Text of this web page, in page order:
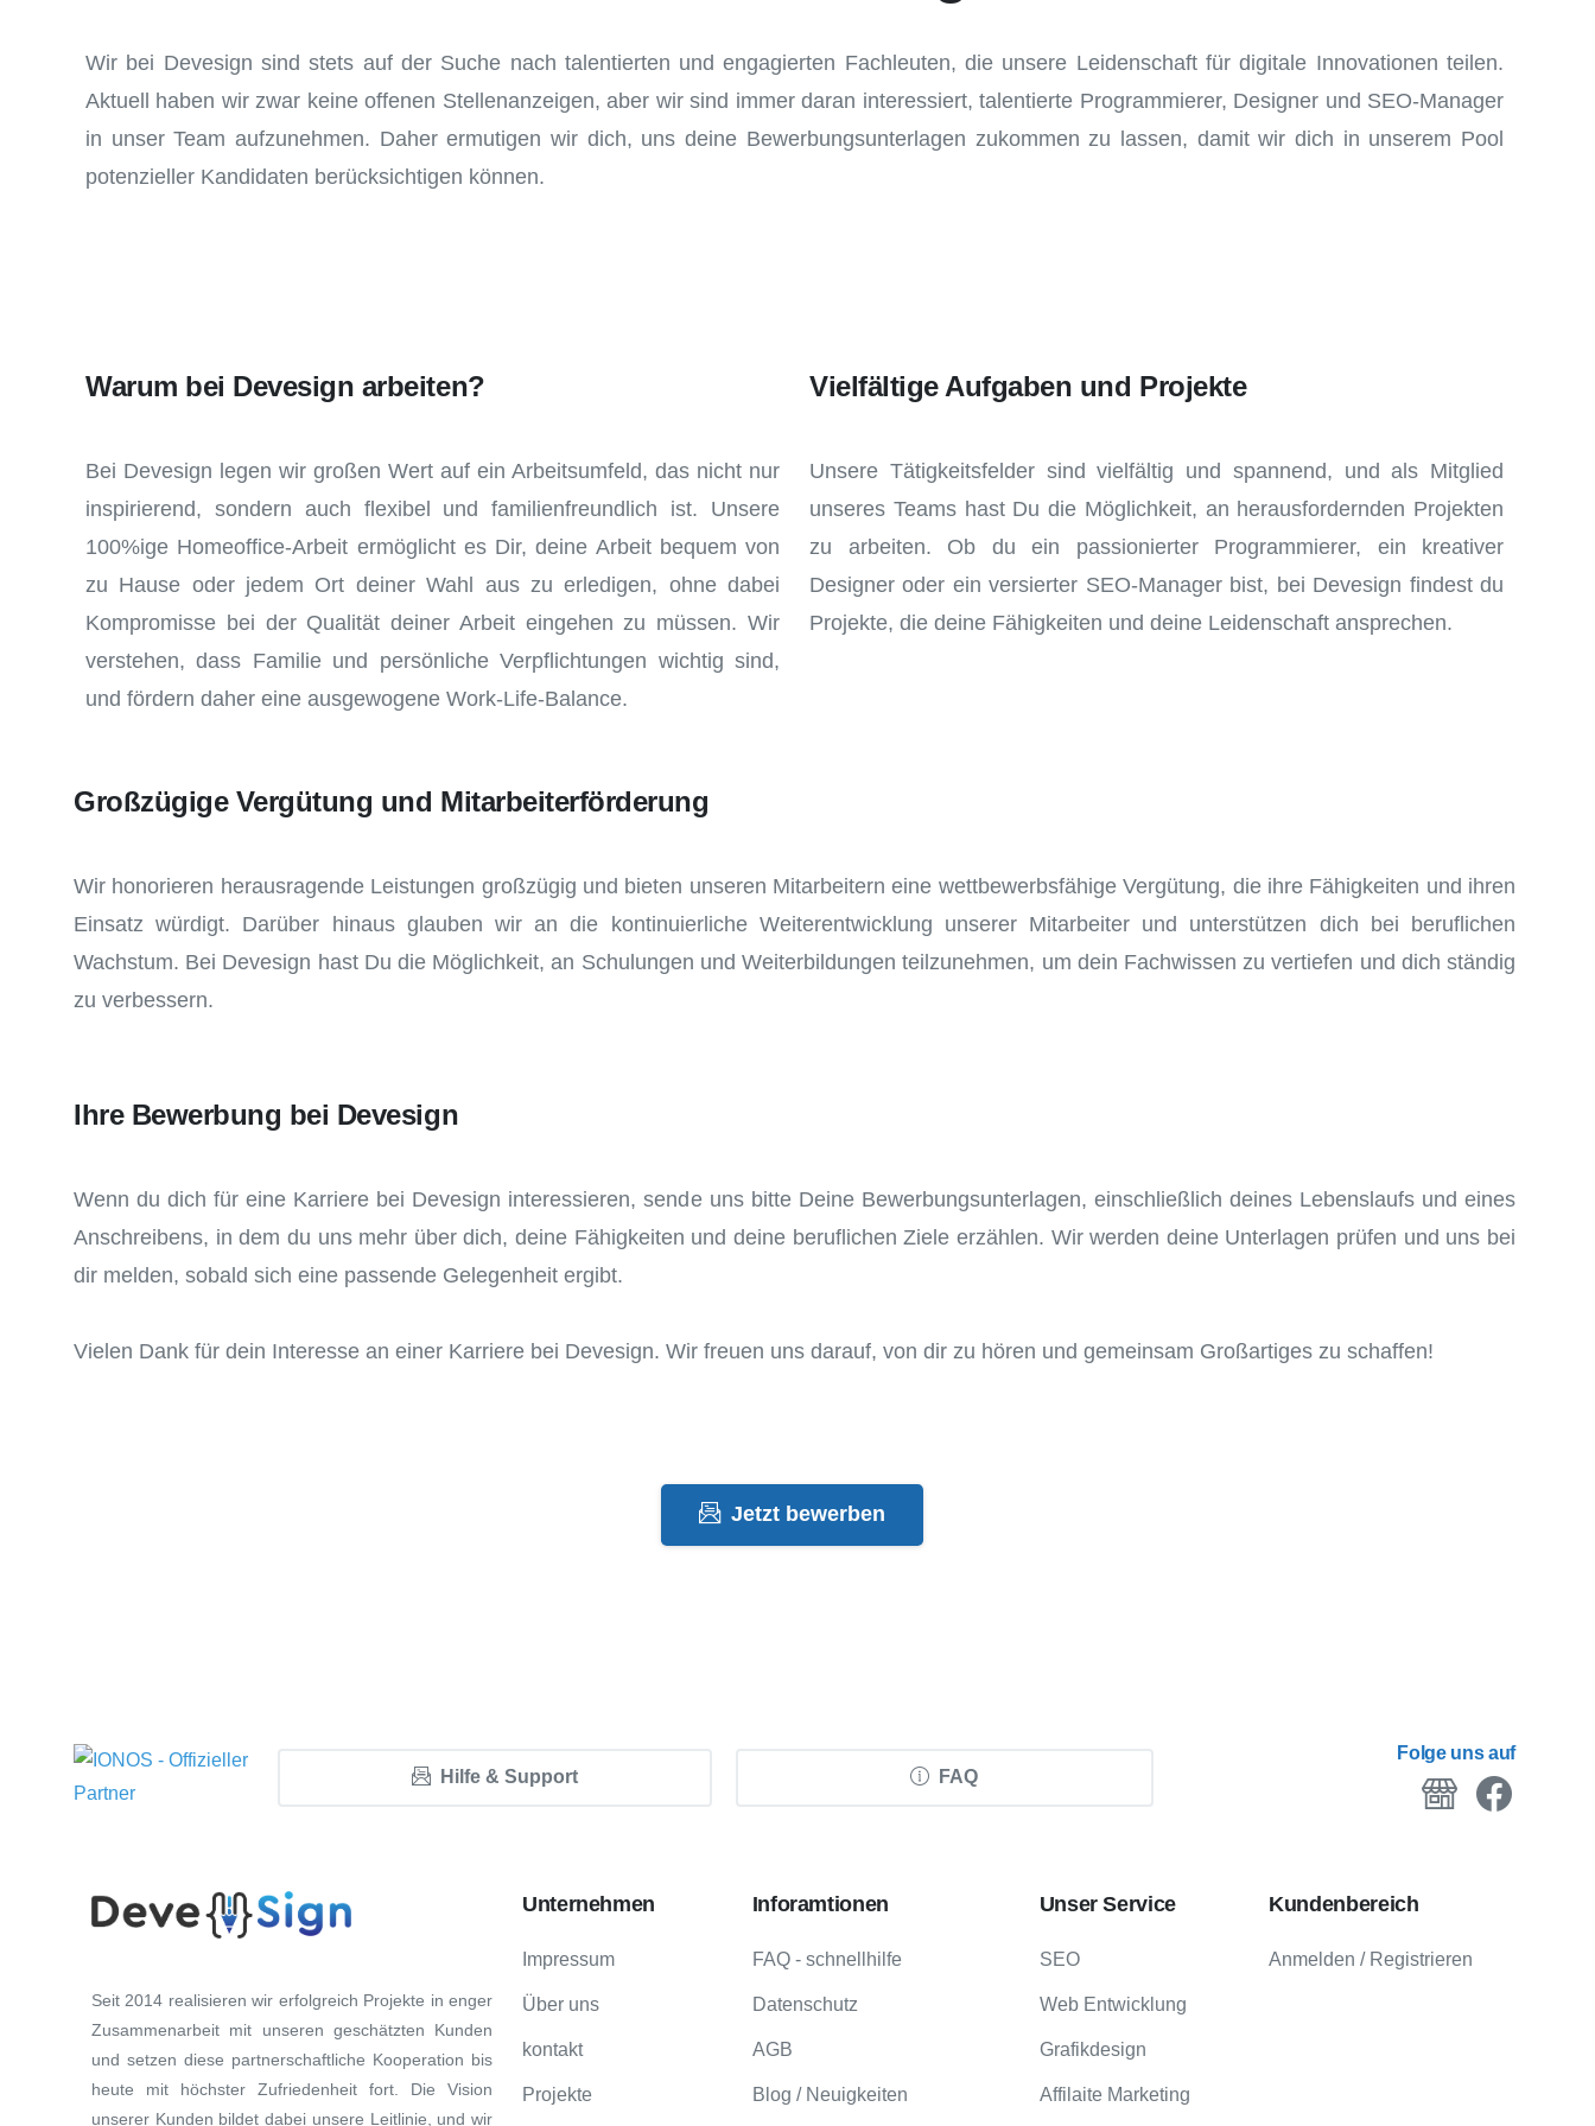
Wir bei Devesign sind stets auf der Suche nach talentierten und engagierten Fachleuten, die unsere Leidenschaft für digitale Innovationen teilen.
Aktuell haben wir zwar keine offenen Stellenanzeigen, aber wir sind immer daran interessiert, talentierte Programmierer, Designer und SEO-Manager
in unser Team aufzunehmen. Daher ermutigen wir dich, uns deine Bewerbungsunterlagen zukommen zu lassen, damit wir dich in unserem Pool
potenzieller Kandidaten berücksichtigen können.
Warum bei Devesign arbeiten?
Bei Devesign legen wir großen Wert auf ein Arbeitsumfeld, das nicht nur
inspirierend, sondern auch flexibel und familienfreundlich ist. Unsere
100%ige Homeoffice-Arbeit ermöglicht es Dir, deine Arbeit bequem von
zu Hause oder jedem Ort deiner Wahl aus zu erledigen, ohne dabei
Kompromisse bei der Qualität deiner Arbeit eingehen zu müssen. Wir
verstehen, dass Familie und persönliche Verpflichtungen wichtig sind,
und fördern daher eine ausgewogene Work-Life-Balance.
Vielfältige Aufgaben und Projekte
Unsere Tätigkeitsfelder sind vielfältig und spannend, und als Mitglied
unseres Teams hast Du die Möglichkeit, an herausfordernden Projekten
zu arbeiten. Ob du ein passionierter Programmierer, ein kreativer
Designer oder ein versierter SEO-Manager bist, bei Devesign findest du
Projekte, die deine Fähigkeiten und deine Leidenschaft ansprechen.
Großzügige Vergütung und Mitarbeiterförderung
Wir honorieren herausragende Leistungen großzügig und bieten unseren Mitarbeitern eine wettbewerbsfähige Vergütung, die ihre Fähigkeiten und ihren
Einsatz würdigt. Darüber hinaus glauben wir an die kontinuierliche Weiterentwicklung unserer Mitarbeiter und unterstützen dich bei beruflichen
Wachstum. Bei Devesign hast Du die Möglichkeit, an Schulungen und Weiterbildungen teilzunehmen, um dein Fachwissen zu vertiefen und dich ständig
zu verbessern.
Ihre Bewerbung bei Devesign
Wenn du dich für eine Karriere bei Devesign interessieren, sende uns bitte Deine Bewerbungsunterlagen, einschließlich deines Lebenslaufs und eines
Anschreibens, in dem du uns mehr über dich, deine Fähigkeiten und deine beruflichen Ziele erzählen. Wir werden deine Unterlagen prüfen und uns bei
dir melden, sobald sich eine passende Gelegenheit ergibt.
Vielen Dank für dein Interesse an einer Karriere bei Devesign. Wir freuen uns darauf, von dir zu hören und gemeinsam Großartiges zu schaffen!
Jetzt bewerben
Hilfe & Support FAQ
Folge uns auf
Seit 2014 realisieren wir erfolgreich Projekte in enger
Zusammenarbeit mit unseren geschätzten Kunden
und setzen diese partnerschaftliche Kooperation bis
heute mit höchster Zufriedenheit fort. Die Vision
unserer Kunden bildet dabei unsere Leitlinie, und wir
Unternehmen
Impressum
Über uns
kontakt
Projekte
Inforamtionen
FAQ - schnellhilfe
Datenschutz
AGB
Blog / Neuigkeiten
Unser Service
SEO
Web Entwicklung
Grafikdesign
Affilaite Marketing
Kundenbereich
Anmelden / Registrieren